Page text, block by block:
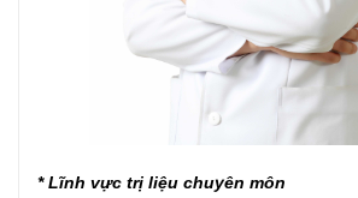
* Lĩnh vực trị liệu chuyên môn